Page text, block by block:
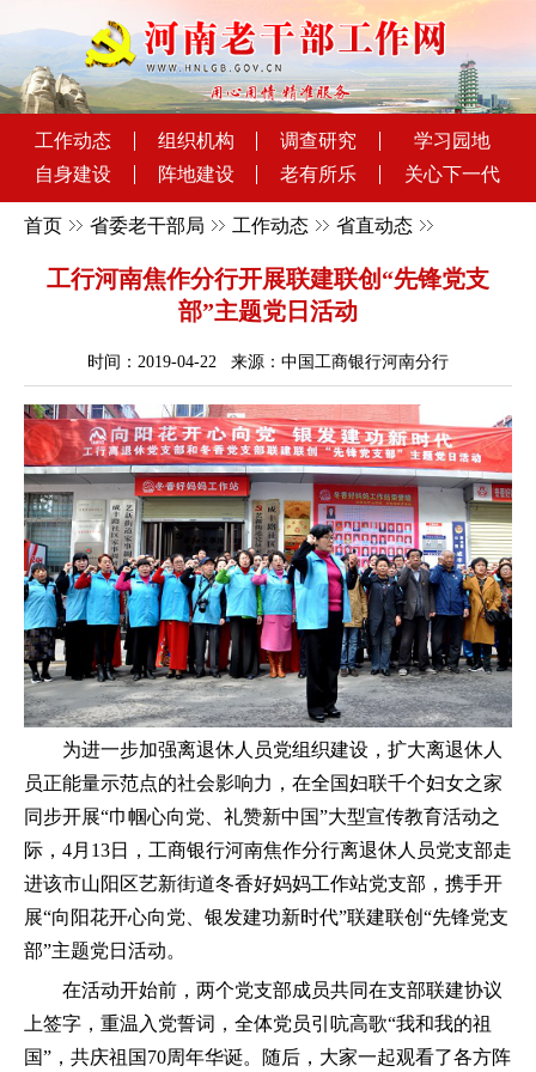
工作动态 组织机构 调查研究
学习园地
自身建设
阵地建设 老有所乐 关心下一代
首页 省委老干部局 工作动态 省直动态
工行河南焦作分行开展联建联创“先锋党支
部”主题党日活动
时间：2019-04-22 来源：中国工商银行河南分行
为进一步加强离退休人员党组织建设，扩大离退休人
员正能量示范点的社会影响力，在全国妇联千个妇女之家
同步开展“巾帼心向党、礼赞新中国”大型宣传教育活动之
际 ， 4月13日，工商银行河南焦作分行离退休人员党支部走
进该市山阳区艺新街道冬香好妈妈工作站党支部，携手开
展“向阳花开心向党、银发建功新时代”联建联创“先锋党支
部”主题党日活动。
在活动开始前，两个党支部成员共同在支部联建协议
上签字，重温入党誓词，全体党员引吭高歌“我和我的祖
国”，共庆祖国70周年华诞。随后，大家一起观看了各方阵